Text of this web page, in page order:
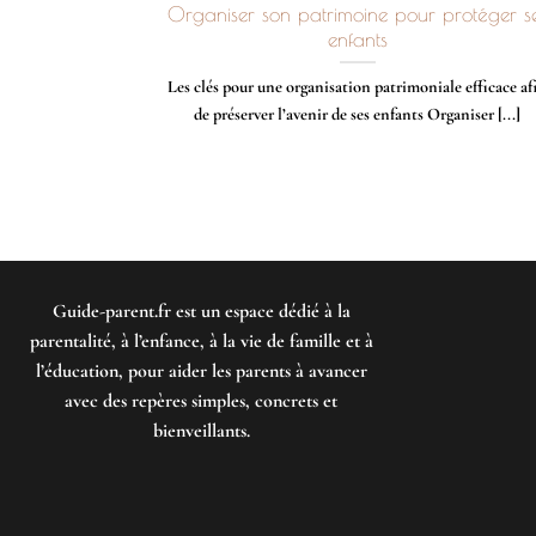
Organiser son patrimoine pour protéger
enfants
Les clés pour une organisation patrimoniale efficace
de préserver l’avenir de ses enfants Organiser [...]
Guide-parent.frest un espace dédié à la
parentalité, à l’enfance, à la vie de famille et à
l’éducation, pour aider les parents à avancer
avec des repères simples, concrets et
bienveillants.